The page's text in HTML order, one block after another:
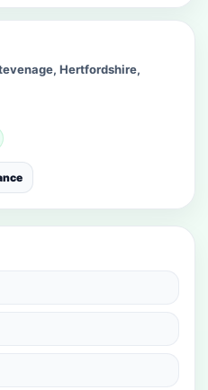
Hertfordshire,